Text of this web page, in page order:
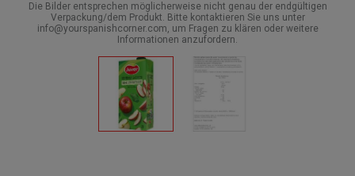
Die Bilder entsprechen möglicherweise nicht genau der endgültigen
Verpackung/dem Produkt. Bitte kontaktieren Sie uns unter
info@yourspanishcorner.com, um Fragen zu klären oder weitere
Informationen anzufordern.